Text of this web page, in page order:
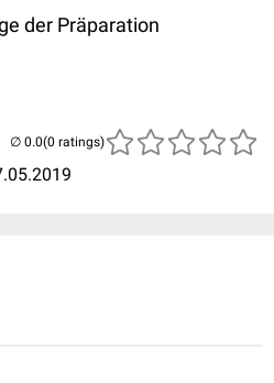
der Präparation
(0 ratings)